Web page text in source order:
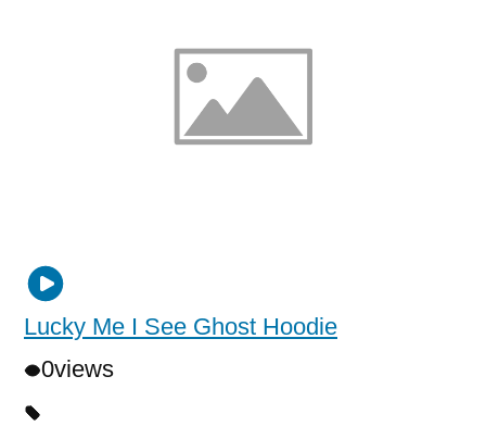
Lucky Me I See Ghost Hoodie
0views